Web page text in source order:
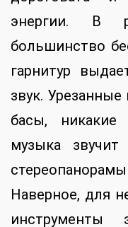
энергии. В
большинство
гарнитур
звук.
басы,
музыка
Наверное, для
инструменты